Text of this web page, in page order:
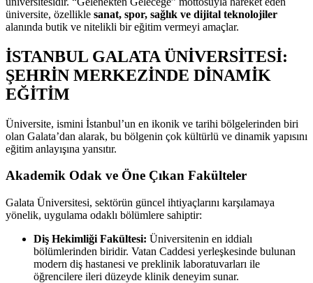
üniversite, özellikle sanat, spor, sağlık ve dijital teknolojiler
alanında butik ve nitelikli bir eğitim vermeyi amaçlar.
İSTANBUL GALATA ÜNİVERSİTESİ:
ŞEHRİN MERKEZİNDE DİNAMİK
EĞİTİM
Üniversite, ismini İstanbul’un en ikonik ve tarihi bölgelerinden biri
olan Galata’dan alarak, bu bölgenin çok kültürlü ve dinamik yapısını
eğitim anlayışına yansıtır.
Akademik Odak ve Öne Çıkan Fakülteler
Galata Üniversitesi, sektörün güncel ihtiyaçlarını karşılamaya
yönelik, uygulama odaklı bölümlere sahiptir:
Diş Hekimliği Fakültesi: Üniversitenin en iddialı
bölümlerinden biridir. Vatan Caddesi yerleşkesinde bulunan
modern diş hastanesi ve preklinik laboratuvarları ile
öğrencilere ileri düzeyde klinik deneyim sunar.